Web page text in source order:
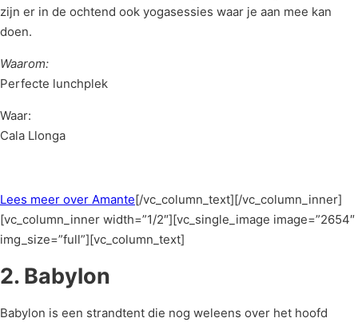
zijn er in de ochtend ook yogasessies waar je aan mee kan
doen.
Waarom:
Perfecte lunchplek
Waar:
Cala Llonga
Lees meer over Amante[/vc_column_text][/vc_column_inner]
[vc_column_inner width=”1/2″][vc_single_image image=”2654″
img_size=”full”][vc_column_text]
2. Babylon
Babylon is een strandtent die nog weleens over het hoofd